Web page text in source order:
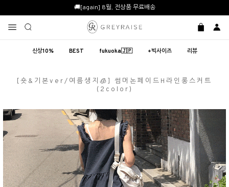
🚚[again] 8월, 전상품 무료배송
신상10% BEST fukuoka🇯🇵 +빅사이즈 리뷰
[숏&기본ver/여름생지🧊] 썸머논페이드H라인롱스커트
(2color)